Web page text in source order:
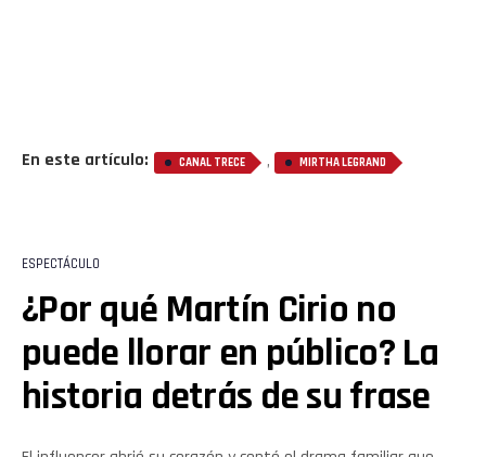
En este artículo: CANAL TRECE , MIRTHA LEGRAND
ESPECTÁCULO
¿Por qué Martín Cirio no
puede llorar en público? La
historia detrás de su frase